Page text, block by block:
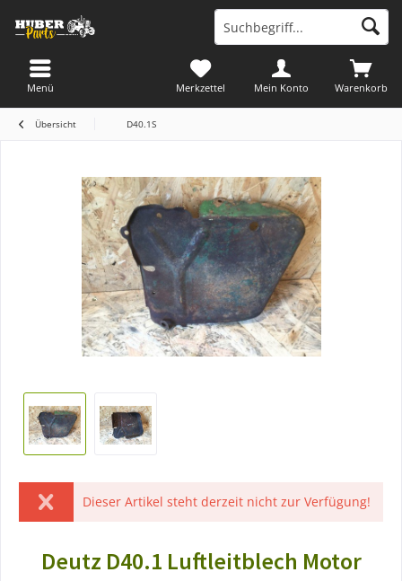
Warenkorb
Merkzettel Mein Konto
Menü
Übersicht D40.1S
Dieser Artikel steht derzeit nicht zur Verfügung!
Deutz D40.1 Luftleitblech Motor